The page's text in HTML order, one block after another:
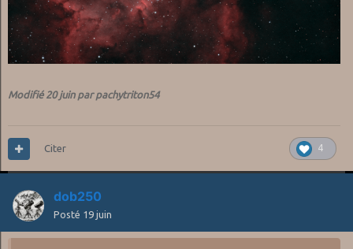
Modifié 20 juinpar pachytriton54
4
Citer
dob250
Posté 19 juin